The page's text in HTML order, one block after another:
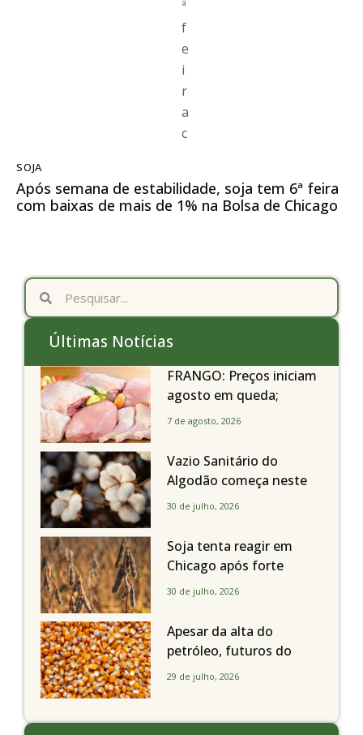
SOJA
Após semana de estabilidade, soja tem 6ª feira
com baixas de mais de 1% na Bolsa de Chicago
Últimas Notícias
FRANGO: Preços iniciam
agosto em queda;
exportações avançam
7 de agosto, 2026
Vazio Sanitário do
Algodão começa neste
sábado, dia 1º de agosto,
Paulo
30 de julho, 2026
Soja tenta reagir em
Chicago após forte
liquidação; portos
de R$ 150/sc
30 de julho, 2026
Apesar da alta do
petróleo, futuros do
milho recuam em
29 de julho, 2026